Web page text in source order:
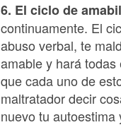
6. El ciclo de
continuamente. El
abuso verbal, te
amable y hará
que cada uno de
maltratador decir
nuevo tu